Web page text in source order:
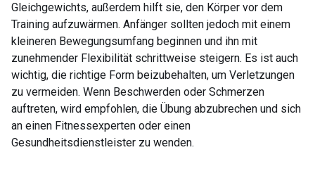
Gleichgewichts, außerdem hilft sie, den Körper vor dem
Training aufzuwärmen. Anfänger sollten jedoch mit einem
kleineren Bewegungsumfang beginnen und ihn mit
zunehmender Flexibilität schrittweise steigern. Es ist auch
wichtig, die richtige Form beizubehalten, um Verletzungen
zu vermeiden. Wenn Beschwerden oder Schmerzen
auftreten, wird empfohlen, die Übung abzubrechen und sich
an einen Fitnessexperten oder einen
Gesundheitsdienstleister zu wenden.